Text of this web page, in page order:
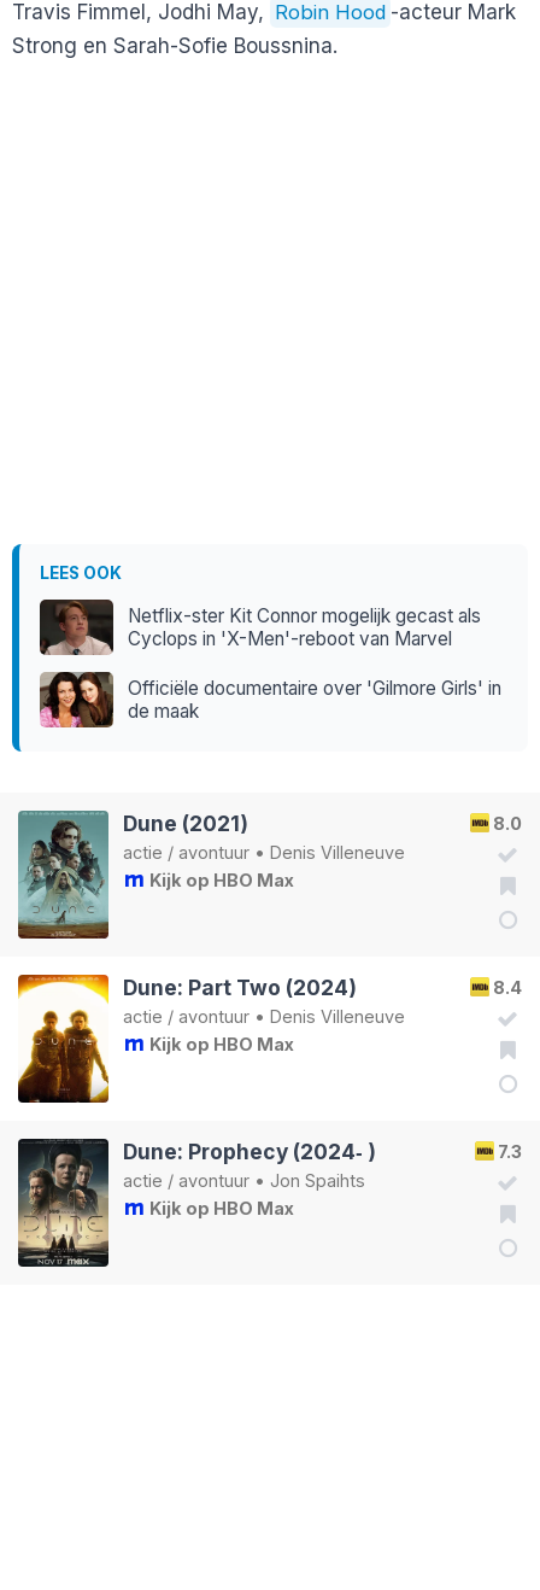
Travis Fimmel, Jodhi May, Robin Hood -acteur Mark
Strong en Sarah-Sofie Boussnina.
LEES OOK
Netflix-ster Kit Connor mogelijk gecast als
Cyclops in 'X-Men'-reboot van Marvel
Officiële documentaire over 'Gilmore Girls' in
de maak
8.0
Dune (2021)
actie / avontuur • Denis Villeneuve
Kijk op HBO Max
8.4
Dune: Part Two (2024)
actie / avontuur • Denis Villeneuve
Kijk op HBO Max
7.3
Dune: Prophecy (2024‑ )
actie / avontuur • Jon Spaihts
Kijk op HBO Max